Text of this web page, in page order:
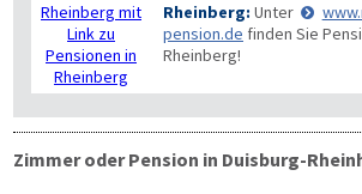
Rheinberg: Unter
pension.de finden Sie
Rheinberg!
Zimmer oder Pension in Duisburg-